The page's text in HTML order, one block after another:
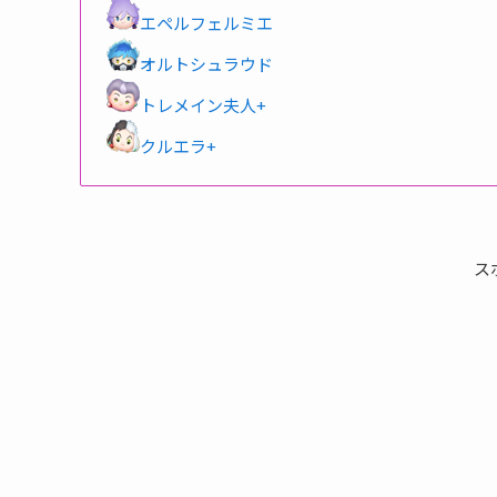
エペルフェルミエ
オルトシュラウド
トレメイン夫人+
クルエラ+
ス